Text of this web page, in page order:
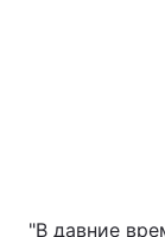
"В давние